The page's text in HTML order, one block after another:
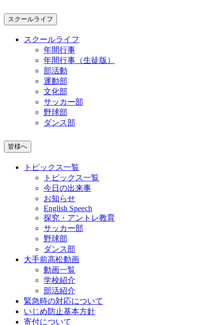
スクールライフ
スクールライフ
年間行事
年間行事（生徒版）
部活動
運動部
文化部
サッカー部
野球部
ダンス部
皆様へ
トピックス一覧
トピックス一覧
今日の出来事
お知らせ
English Speech
探究・アントレ教育
サッカー部
野球部
ダンス部
大手前高松動画
動画一覧
学校紹介
部活紹介
緊急時の対応について
いじめ防止基本方針
寄付について